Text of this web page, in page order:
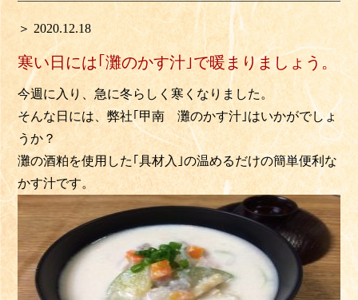
＞ 2020.12.18
寒い日には｢灘のかす汁｣で暖まりましょう。
今週に入り、急に冬らしく寒くなりました。
そんな日には、弊社｢甲南 灘のかす汁｣はいかがでしょ
うか？
灘の酒粕を使用した｢具材入｣の温めるだけの簡単便利な
かす汁です。